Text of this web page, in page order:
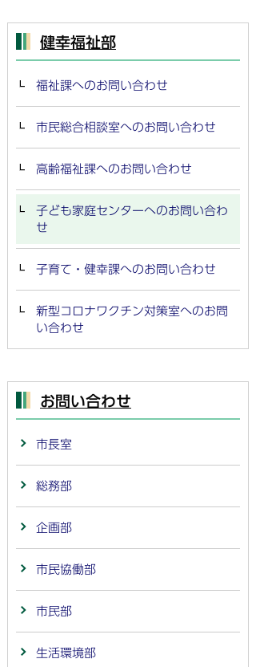
健幸福祉部
福祉課へのお問い合わせ
市民総合相談室へのお問い合わせ
高齢福祉課へのお問い合わせ
子ども家庭センターへのお問い合わ
せ
子育て・健幸課へのお問い合わせ
新型コロナワクチン対策室へのお問
い合わせ
お問い合わせ
市長室
総務部
企画部
市民協働部
市民部
生活環境部